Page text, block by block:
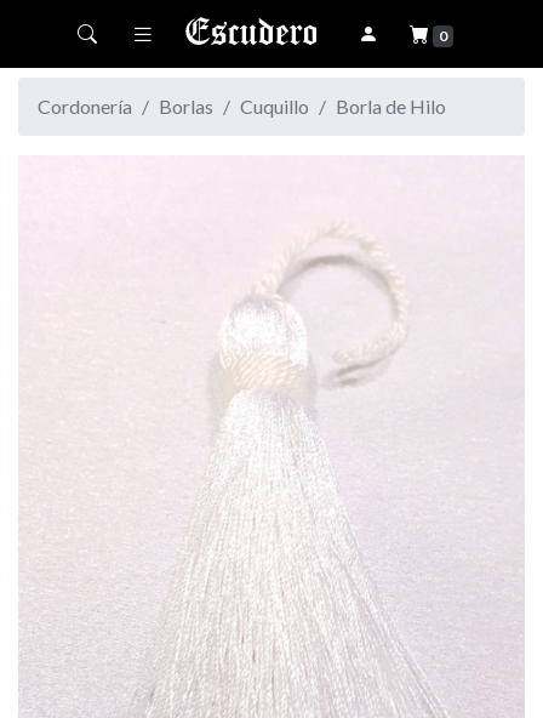
Toggle navigation 0
Cordonería Borlas Cuquillo Borla de Hilo